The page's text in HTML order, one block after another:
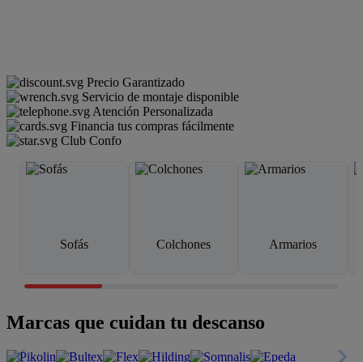
Precio Garantizado
Servicio de montaje disponible
Atención Personalizada
Financia tus compras fácilmente
Club Confo
Sofás Colchones Armarios
Marcas que cuidan tu descanso